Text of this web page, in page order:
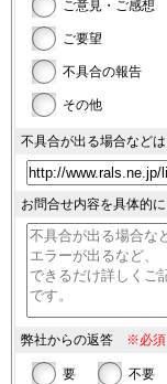
ご意見・ご感想
ご要望
不具合の報告
その他
不具合が出る場合などは
お問合せ内容を具体的に
弊社からの返答 ※必須
要 不要